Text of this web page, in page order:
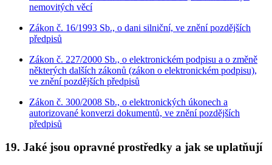
nemovitých věcí
Zákon č. 16/1993 Sb., o dani silniční, ve znění pozdějších
předpisů
Zákon č. 227/2000 Sb., o elektronickém podpisu a o změně
některých dalších zákonů (zákon o elektronickém podpisu),
ve znění pozdějších předpisů
Zákon č. 300/2008 Sb., o elektronických úkonech a
autorizované konverzi dokumentů, ve znění pozdějších
předpisů
19. Jaké jsou opravné prostředky a jak se uplatňují